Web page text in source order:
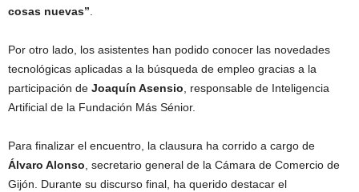
cosas nuevas”.
Por otro lado, los asistentes han podido conocer las novedades
tecnológicas aplicadas a la búsqueda de empleo gracias a la
participación de Joaquín Asensio, responsable de Inteligencia
Artificial de la Fundación Más Sénior.
Para finalizar el encuentro, la clausura ha corrido a cargo de
Álvaro Alonso, secretario general de la Cámara de Comercio de
Gijón. Durante su discurso final, ha querido destacar el